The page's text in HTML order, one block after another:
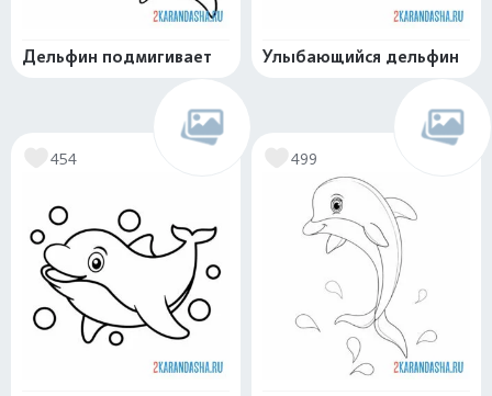
Дельфин подмигивает Улыбающийся дельфин
454 499